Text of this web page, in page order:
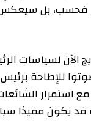
بل سيعكس أيضًا
لسياسات الرئيس
للإطاحة برئيس
الشائعات
مفيدًا سياسيًا